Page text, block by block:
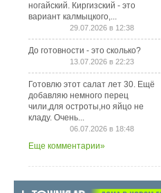
ногайский. Киргизский - это
вариант калмыцкого,...
29.07.2026 в 12:38
До готовности - это сколько?
13.07.2026 в 22:23
Готовлю этот салат лет 30. Ещё
добавляю немного перец
чили,для остроты,но яйцо не
кладу. Очень...
06.07.2026 в 18:48
Еще комментарии»